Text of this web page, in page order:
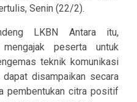
Senin (22/2).
LKBN Antara itu,
peserta untuk
teknik komunikasi
disampaikan secara
pembentukan citra positif